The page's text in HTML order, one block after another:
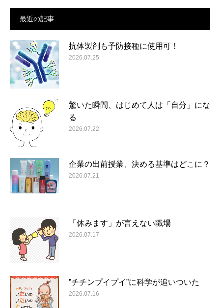
最近の記事
抗体製剤も予防接種に使用可！
2026.07.25
驚いた瞬間、はじめて人は「自分」にな
る
2026.07.22
企業の出前授業、決める基準はどこに？
2026.07.21
「休みます」が言えない職場
2026.07.17
”チチンプイプイ”に科学が追いついた
2026.07.16